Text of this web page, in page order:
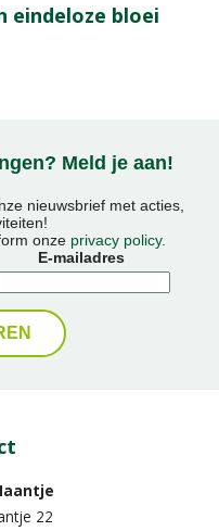
eindeloze bloei
Meld je aan!
nieuwsbrief met acties,
onze privacy policy.
E-mailadres
22